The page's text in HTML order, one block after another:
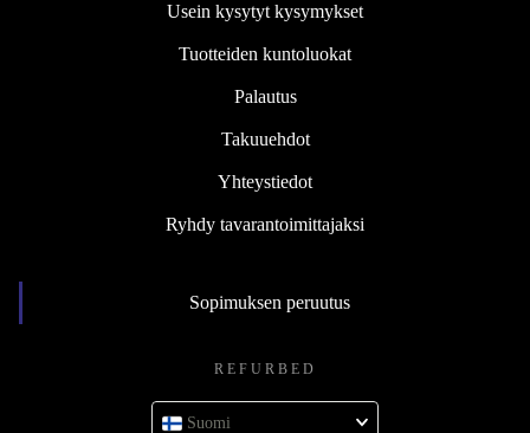
Usein kysytyt kysymykset
Tuotteiden kuntoluokat
Palautus
Takuuehdot
Yhteystiedot
Ryhdy tavarantoimittajaksi
Sopimuksen peruutus
REFURBED
Suomi